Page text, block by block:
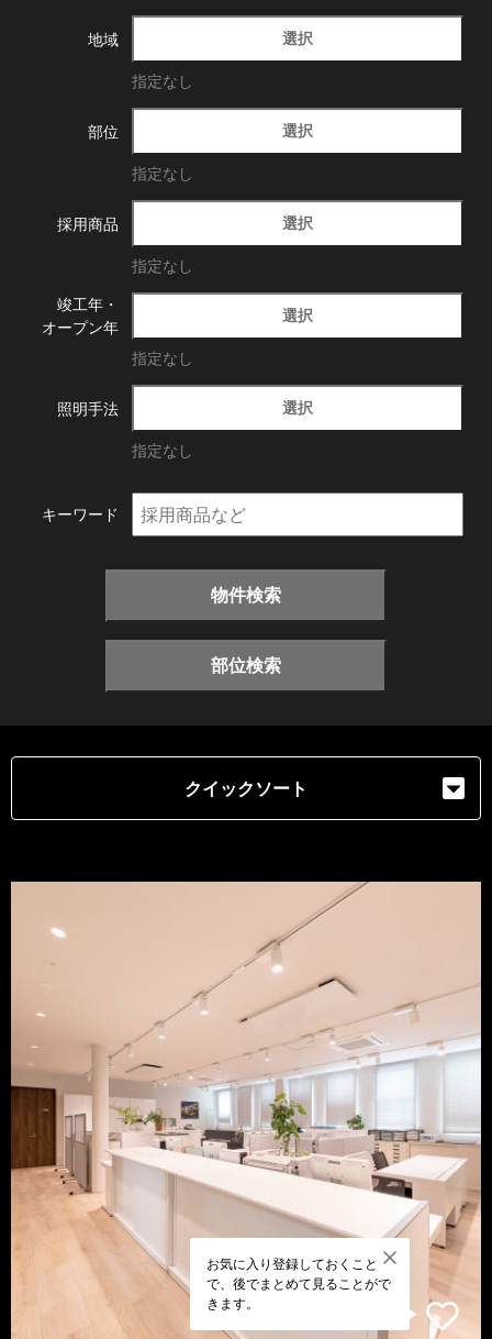
地域 選択
指定なし
部位 選択
指定なし
採用商品 選択
指定なし
竣工年・
オープン年
選択
指定なし
照明手法 選択
指定なし
キーワード
物件検索
部位検索
クイックソート
お気に入り登録しておくこと
で、後でまとめて見ることがで
きます。